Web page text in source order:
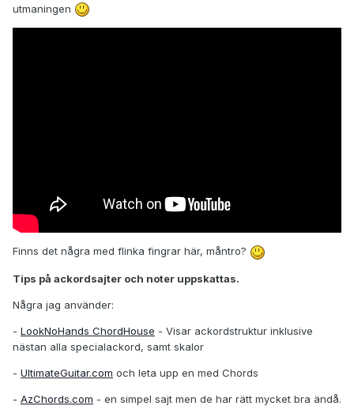
utmaningen
Finns det några med flinka fingrar här, måntro?
Tips på ackordsajter och noter uppskattas.
Några jag använder:
- LookNoHands ChordHouse - Visar ackordstruktur inklusive
nästan alla specialackord, samt skalor
- UltimateGuitar.com och leta upp en med Chords
- AzChords.com - en simpel sajt men de har rätt mycket bra ändå.